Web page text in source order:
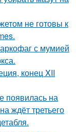
не готовы к
с мумией
конец XII
появилась на
ждёт третьего